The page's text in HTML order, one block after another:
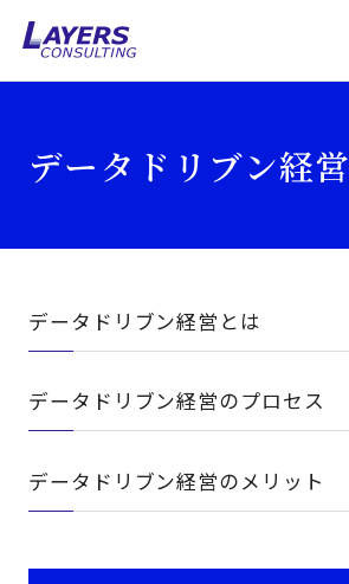
データドリブン経営
データドリブン経営とは
データドリブン経営のプロセス
データドリブン経営のメリット